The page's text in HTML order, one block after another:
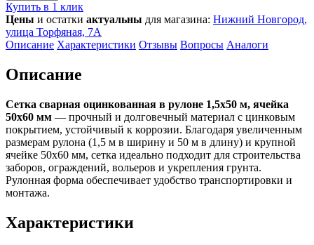
Купить в 1 клик
Цены и остатки актуальны для магазина: Нижний Новгород,
улица Торфяная, 7А
Описание Характеристики Отзывы Вопросы Аналоги
Описание
Сетка сварная оцинкованная в рулоне 1,5х50 м, ячейка
50х60 мм — прочный и долговечный материал с цинковым
покрытием, устойчивый к коррозии. Благодаря увеличенным
размерам рулона (1,5 м в ширину и 50 м в длину) и крупной
ячейке 50х60 мм, сетка идеально подходит для строительства
заборов, ограждений, вольеров и укрепления грунта.
Рулонная форма обеспечивает удобство транспортировки и
монтажа.
Характеристики